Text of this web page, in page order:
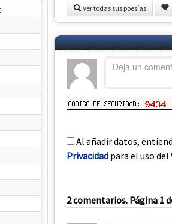
Ver todas sus poesías
Al añadir datos,
Privacidad para el uso del
2 comentarios. Página 1